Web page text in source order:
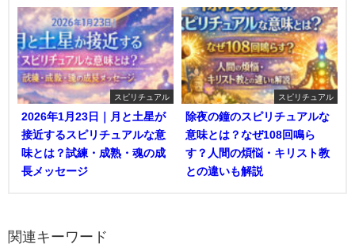
スピリチュアル
2026年1月23日｜月と土星が
接近するスピリチュアルな意
味とは？試練・成熟・魂の成
長メッセージ
スピリチュアル
除夜の鐘のスピリチュアルな
意味とは？なぜ108回鳴ら
す？人間の煩悩・キリスト教
との違いも解説
関連キーワード